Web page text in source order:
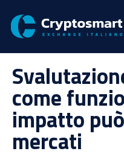
come
impatto
mercati